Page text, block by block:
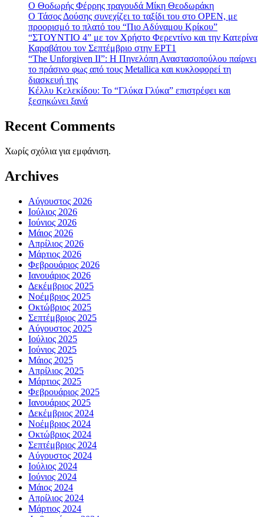
Ο Θοδωρής Φέρρης τραγουδά Μίκη Θεοδωράκη
Ο Τάσος Δούσης συνεχίζει το ταξίδι του στο OPEN, με
προορισμό το πλατό του “Πιο Αδύναμου Κρίκου”
“ΣΤΟΥΝΤΙΟ 4” με τον Χρήστο Φερεντίνο και την Κατερίνα
Καραβάτου τον Σεπτέμβριο στην ΕΡΤ1
“The Unforgiven II”: Η Πηνελόπη Αναστασοπούλου παίρνει
το πράσινο φως από τους Metallica και κυκλοφορεί τη
διασκευή της
Κέλλυ Κελεκίδου: Το “Γλύκα Γλύκα” επιστρέφει και
ξεσηκώνει ξανά
Recent Comments
Χωρίς σχόλια για εμφάνιση.
Archives
Αύγουστος 2026
Ιούλιος 2026
Ιούνιος 2026
Μάιος 2026
Απρίλιος 2026
Μάρτιος 2026
Φεβρουάριος 2026
Ιανουάριος 2026
Δεκέμβριος 2025
Νοέμβριος 2025
Οκτώβριος 2025
Σεπτέμβριος 2025
Αύγουστος 2025
Ιούλιος 2025
Ιούνιος 2025
Μάιος 2025
Απρίλιος 2025
Μάρτιος 2025
Φεβρουάριος 2025
Ιανουάριος 2025
Δεκέμβριος 2024
Νοέμβριος 2024
Οκτώβριος 2024
Σεπτέμβριος 2024
Αύγουστος 2024
Ιούλιος 2024
Ιούνιος 2024
Μάιος 2024
Απρίλιος 2024
Μάρτιος 2024